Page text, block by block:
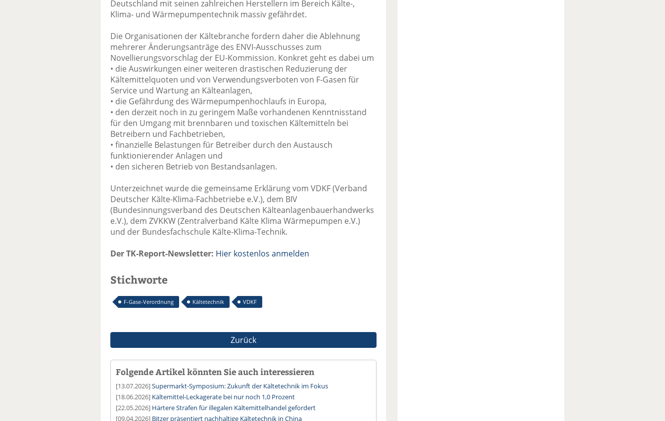
Deutschland mit seinen zahlreichen Herstellern im Bereich Kälte-,
Klima- und Wärmepumpentechnik massiv gefährdet.
Die Organisationen der Kältebranche fordern daher die Ablehnung
mehrerer Änderungsanträge des ENVI-Ausschusses zum
Novellierungsvorschlag der EU-Kommission. Konkret geht es dabei um
• die Auswirkungen einer weiteren drastischen Reduzierung der
Kältemittelquoten und von Verwendungsverboten von F-Gasen für
Service und Wartung an Kälteanlagen,
• die Gefährdung des Wärmepumpenhochlaufs in Europa,
• den derzeit noch in zu geringem Maße vorhandenen Kenntnisstand
für den Umgang mit brennbaren und toxischen Kältemitteln bei
Betreibern und Fachbetrieben,
• finanzielle Belastungen für Betreiber durch den Austausch
funktionierender Anlagen und
• den sicheren Betrieb von Bestandsanlagen.
Unterzeichnet wurde die gemeinsame Erklärung vom VDKF (Verband
Deutscher Kälte-Klima-Fachbetriebe e.V.), dem BIV
(Bundesinnungsverband des Deutschen Kälteanlagenbauerhandwerks
e.V.), dem ZVKKW (Zentralverband Kälte Klima Wärmepumpen e.V.)
und der Bundesfachschule Kälte-Klima-Technik.
Der TK-Report-Newsletter: Hier kostenlos anmelden
Stichworte
F-Gase-Verordnung Kältetechnik VDKF
Zurück
Folgende Artikel könnten Sie auch interessieren
[13.07.2026]Supermarkt-Symposium: Zukunft der Kältetechnik im Fokus
[18.06.2026] Kältemittel-Leckagerate bei nur noch 1,0 Prozent
[22.05.2026] Härtere Strafen für illegalen Kältemittelhandel gefordert
[09.04.2026] Bitzer präsentiert nachhaltige Kältetechnik in China